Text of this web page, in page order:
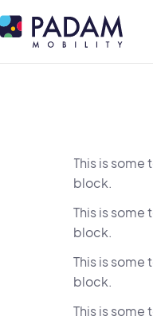
This is some
block.
This is some
block.
This is some
block.
This is some